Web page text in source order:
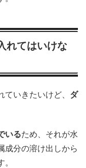
れてはいけな
いきたいけど、 ダ
いるため、それが水
成分の溶け出しから